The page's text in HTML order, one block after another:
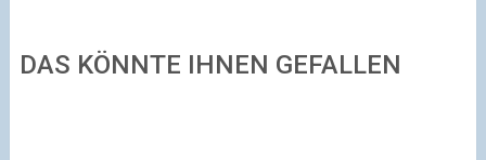
DAS KÖNNTE IHNEN GEFALLEN